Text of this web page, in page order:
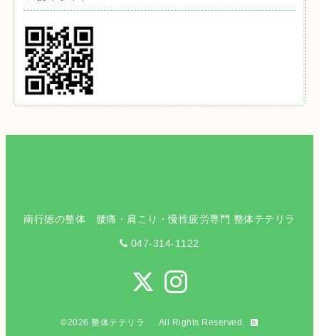
南行徳の整体 腰痛・肩こり・慢性疲労専門 整体テテリラ
047-314-1122
©2026整体テテリラ . All Rights Reserved.